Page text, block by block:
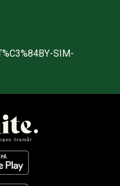
SIM-